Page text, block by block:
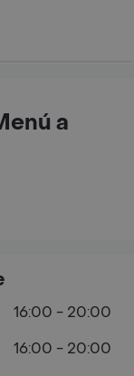
a
16:00 - 20:00
16:00 - 20:00